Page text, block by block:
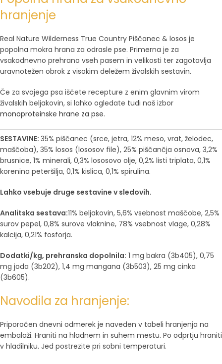
hranjenje
Real Nature Wilderness True Country Piščanec & losos je
popolna mokra hrana za odrasle pse. Primerna je za
vsakodnevno prehrano vseh pasem in velikosti ter zagotavlja
uravnotežen obrok z visokim deležem živalskih sestavin.
Če za svojega psa iščete recepture z enim glavnim virom
živalskih beljakovin, si lahko ogledate tudi naš izbor
monoproteinske hrane za pse.
SESTAVINE: 35% piščanec (srce, jetra, 12% meso, vrat, želodec,
maščoba), 35% losos (lososov file), 25% piščančja osnova, 3,2%
brusnice, 1% minerali, 0,3% lososovo olje, 0,2% listi triplata, 0,1%
korenina peteršilja, 0,1% kislica, 0,1% spirulina.
Lahko vsebuje druge sestavine v sledovih.
Analitska sestava:11% beljakovin, 5,6% vsebnost maščobe, 2,5%
surov pepel, 0,8% surove vlaknine, 78% vsebnost vlage, 0,28%
kalcija, 0,21% fosforja.
Dodatki/kg, prehranska dopolnila: 1 mg bakra (3b405), 0,75
mg joda (3b202), 1,4 mg mangana (3b503), 25 mg cinka
(3b605).
Navodila za hranjenje:
Priporočen dnevni odmerek je naveden v tabeli hranjenja na
embalaži. Hraniti na hladnem in suhem mestu. Po odprtju hraniti
v hladilniku. Jed postrezite pri sobni temperaturi.